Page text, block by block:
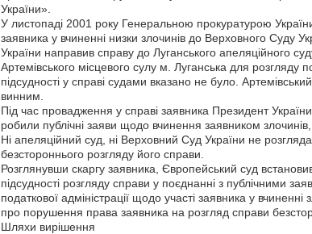
України».
У листопаді 2001 року Генеральною прокуратурою
заявника у вчиненні низки злочинів до Верховного Суду
України направив справу до Луганського апеляційного
Артемівського місцевого сулу м. Луганська для розгляду
підсудності у справі судами вказано не було.
винним.
Під час провадження у справі заявника Президент
робили публічні заяви щодо вчинення заявником
Ні апеляційний суд, ні Верховний Суд України не
безстороннього розгляду його справи.
Розглянувши скаргу заявника, Європейський суд
підсудності розгляду справи у поєднанні з публічними
податкової адміністрації щодо участі заявника у
про порушення права заявника на розгляд справи
Шляхи вирішення